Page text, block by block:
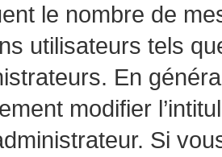
le nombre de
utilisateurs tels
En
modifier
Si